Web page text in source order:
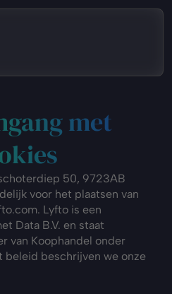
met
50, 9723AB
voor het plaatsen van
Lyfto is een
Data B.V. en staat
van Koophandel onder
beleid beschrijven we onze